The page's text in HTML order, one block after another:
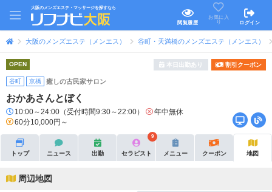
大阪のメンズエステ・マッサージを探すなら
閲覧履歴
お気に入
り
ログイン
大阪のメンズエステ（メンエス） 谷町・天満橋のメンズエステ（メンエス）
OPEN 本日出勤あり 割引クーポン
谷町 京橋 癒しの古民家サロン
おかあさんとぼく
10:00～24:00（受付時間9:30～22:00）
年中無休
60分10,000円～
トップ ニュース 出勤 セラピスト
9
メニュー クーポン 地図
周辺地図